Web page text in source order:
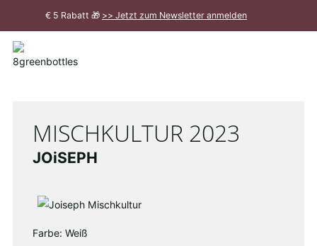
€ 5 Rabatt 🎁 >> Jetzt zum Newsletter anmelden
Meldung
MISCHKULTUR 2023
JOiSEPH
Farbe: Weiß